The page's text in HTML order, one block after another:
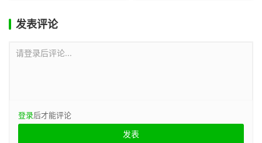
发表评论
请登录后评论...
登录后才能评论